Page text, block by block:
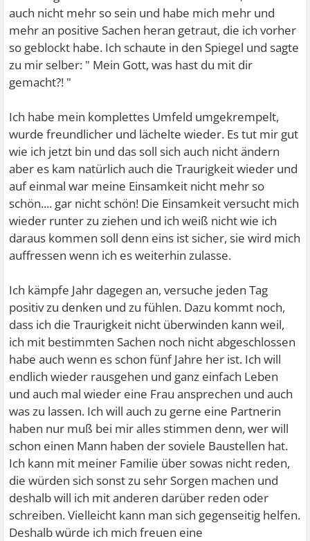
auch nicht mehr so sein und habe mich mehr und
mehr an positive Sachen heran getraut, die ich vorher
so geblockt habe. Ich schaute in den Spiegel und sagte
zu mir selber: " Mein Gott, was hast du mit dir
gemacht?! "
Ich habe mein komplettes Umfeld umgekrempelt,
wurde freundlicher und lächelte wieder. Es tut mir gut
wie ich jetzt bin und das soll sich auch nicht ändern
aber es kam natürlich auch die Traurigkeit wieder und
auf einmal war meine Einsamkeit nicht mehr so
schön.... gar nicht schön! Die Einsamkeit versucht mich
wieder runter zu ziehen und ich weiß nicht wie ich
daraus kommen soll denn eins ist sicher, sie wird mich
auffressen wenn ich es weiterhin zulasse.
Ich kämpfe Jahr dagegen an, versuche jeden Tag
positiv zu denken und zu fühlen. Dazu kommt noch,
dass ich die Traurigkeit nicht überwinden kann weil,
ich mit bestimmten Sachen noch nicht abgeschlossen
habe auch wenn es schon fünf Jahre her ist. Ich will
endlich wieder rausgehen und ganz einfach Leben
und auch mal wieder eine Frau ansprechen und auch
was zu lassen. Ich will auch zu gerne eine Partnerin
haben nur muß bei mir alles stimmen denn, wer will
schon einen Mann haben der soviele Baustellen hat.
Ich kann mit meiner Familie über sowas nicht reden,
die würden sich sonst zu sehr Sorgen machen und
deshalb will ich mit anderen darüber reden oder
schreiben. Vielleicht kann man sich gegenseitig helfen.
Deshalb würde ich mich freuen eine